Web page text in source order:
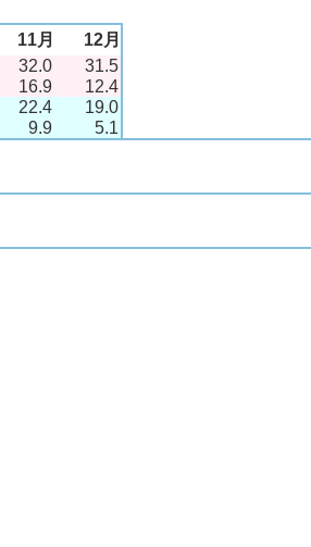
11月
12月
32.0
31.5
16.9
12.4
22.4
19.0
9.9 5.1